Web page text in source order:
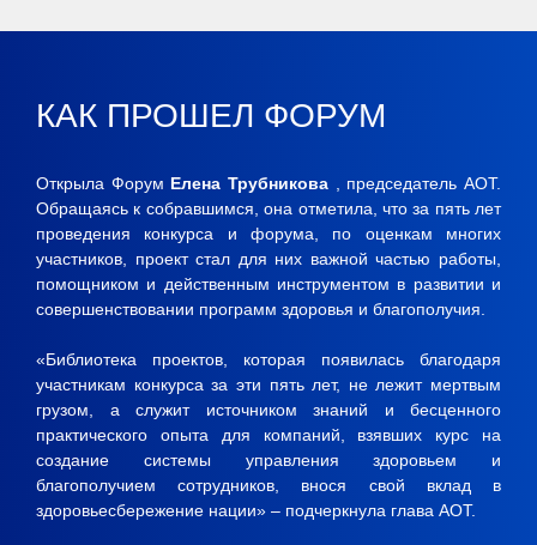
КАК ПРОШЕЛ ФОРУМ
Открыла Форум Елена Трубникова , председатель АОТ.
Обращаясь к собравшимся, она отметила, что за пять лет
проведения конкурса и форума, по оценкам многих
участников, проект стал для них важной частью работы,
помощником и действенным инструментом в развитии и
совершенствовании программ здоровья и благополучия.
«Библиотека проектов, которая появилась благодаря
участникам конкурса за эти пять лет, не лежит мертвым
грузом, а служит источником знаний и бесценного
практического опыта для компаний, взявших курс на
создание системы управления здоровьем и
благополучием сотрудников, внося свой вклад в
здоровьесбережение нации» – подчеркнула глава АОТ.